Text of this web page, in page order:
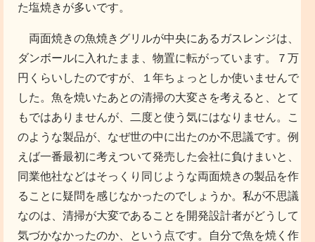
た塩焼きが多いです。
両面焼きの魚焼きグリルが中央にあるガスレンジは、
ダンボールに入れたまま、物置に転がっています。７万
円くらいしたのですが、１年ちょっとしか使いませんで
した。魚を焼いたあとの清掃の大変さを考えると、とて
もではありませんが、二度と使う気にはなりません。こ
のような製品が、なぜ世の中に出たのか不思議です。例
えば一番最初に考えついて発売した会社に負けまいと、
同業他社などはそっくり同じような両面焼きの製品を作
ることに疑問を感じなかったのでしょうか。私が不思議
なのは、清掃が大変であることを開発設計者がどうして
気づかなかったのか、という点です。自分で魚を焼く作